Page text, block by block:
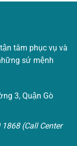
tâm phục vụ và
sứ mệnh
3, Quận Gò
(Call Center